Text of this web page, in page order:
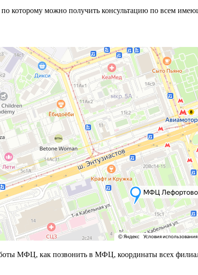
которому можно получить консультацию по всем
МФЦ, как позвонить в МФЦ, координаты всех